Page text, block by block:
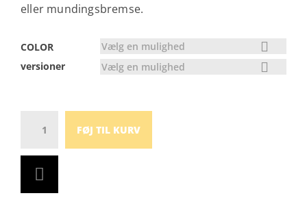
eller mundingsbremse.
COLOR
Vælg en mulighed
versioner
Vælg en mulighed
FØJ TIL KURV